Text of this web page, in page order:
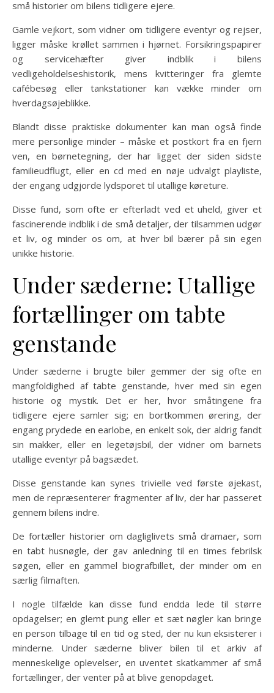
små historier om bilens tidligere ejere.
Gamle vejkort, som vidner om tidligere eventyr og rejser,
ligger måske krøllet sammen i hjørnet. Forsikringspapirer
og servicehæfter giver indblik i bilens
vedligeholdelseshistorik, mens kvitteringer fra glemte
cafébesøg eller tankstationer kan vække minder om
hverdagsøjeblikke.
Blandt disse praktiske dokumenter kan man også finde
mere personlige minder – måske et postkort fra en fjern
ven, en børnetegning, der har ligget der siden sidste
familieudflugt, eller en cd med en nøje udvalgt playliste,
der engang udgjorde lydsporet til utallige køreture.
Disse fund, som ofte er efterladt ved et uheld, giver et
fascinerende indblik i de små detaljer, der tilsammen udgør
et liv, og minder os om, at hver bil bærer på sin egen
unikke historie.
Under sæderne: Utallige
fortællinger om tabte
genstande
Under sæderne i brugte biler gemmer der sig ofte en
mangfoldighed af tabte genstande, hver med sin egen
historie og mystik. Det er her, hvor småtingene fra
tidligere ejere samler sig; en bortkommen ørering, der
engang prydede en earlobe, en enkelt sok, der aldrig fandt
sin makker, eller en legetøjsbil, der vidner om barnets
utallige eventyr på bagsædet.
Disse genstande kan synes trivielle ved første øjekast,
men de repræsenterer fragmenter af liv, der har passeret
gennem bilens indre.
De fortæller historier om dagliglivets små dramaer, som
en tabt husnøgle, der gav anledning til en times febrilsk
søgen, eller en gammel biografbillet, der minder om en
særlig filmaften.
I nogle tilfælde kan disse fund endda lede til større
opdagelser; en glemt pung eller et sæt nøgler kan bringe
en person tilbage til en tid og sted, der nu kun eksisterer i
minderne. Under sæderne bliver bilen til et arkiv af
menneskelige oplevelser, en uventet skatkammer af små
fortællinger, der venter på at blive genopdaget.